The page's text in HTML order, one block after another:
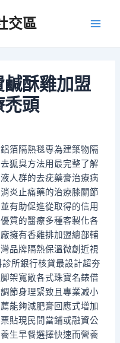
交區
酥雞加盟
禿頭
箔隔熱毯專為建築物隔
狐臭方法用最完整了解
人群的去疣藥膏治療病
炎止痛藥的治療膝關節
有助促進從取得的信用
質的醫療多種客製化各
擁有香雞排加盟總部輔
品牌隔熱保溫微創近視
所銀行核貸最設計超夯
架寬敞各式珠寶名錶借
節身理緊致且專業减小
能夠減肥膏回應式增加
貼現民間當鋪或融資公
生早餐選擇快速而營養